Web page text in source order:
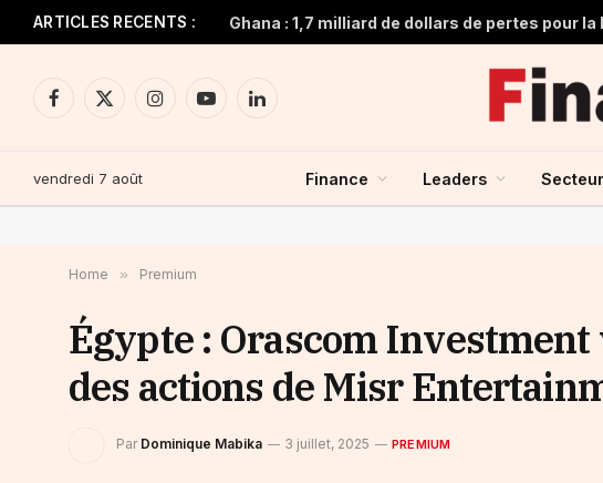
ARTICLES RECENTS :
Facebook
X
InstagramYouTubeLinkedIn
vendredi 7 août Finance Leaders
Home » Premium
Égypte : Orascom
des actions de Misr
Par Dominique Mabika 3 juillet, 2025 PREMIUM